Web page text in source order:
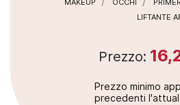
MAKEUP OCCHI PRIMER
LIFTANTE
Prezzo:
Prezzo minimo
precedenti